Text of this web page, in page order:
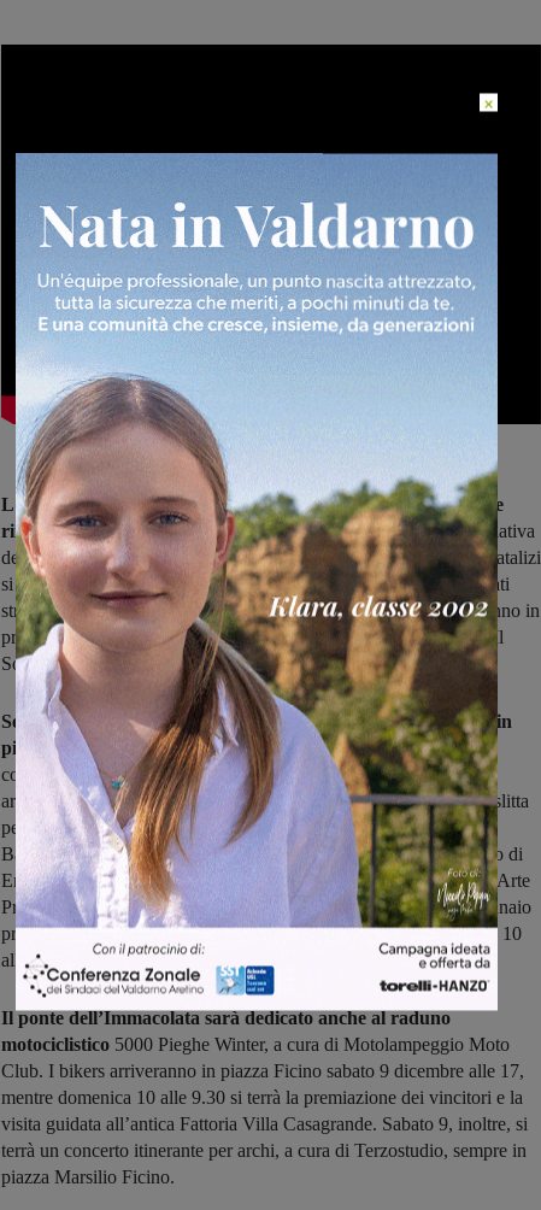
L'apertura venerdì 8 dicembre, con il mercatino di Natale che
rimarrà allestito per l’intera giornata in piazza Ficino, su iniziativa
della Pro loco e dell’associazione culturale Antares. Gli acquisti natalizi
si potranno effettuare per l’intera giornata anche in altri due mercati
straordinari a tema, che si terranno a Villa Casagrande, dove saranno in
programma degustazioni, musica e allestimenti dell’associazione Il
Sorriso di Enrico e Villa Casagrande; e in centro a Incisa.
Sempre l'8 dicembre, il Club del Mattoncino sarà impegnato in
piazza Ficino dalle 10 alle 13 e dalle 16 alle 19 con il gioco delle
costruzioni Lego. Alle 16, inoltre, dal Museo di Villa Casagrande
arriverà la carrozza di Babbo Natale: un'antica carrozza adibita a slitta
per distribuire caramelle e per permettere ai bambini di incontrare
Babbo Natale, un'altra iniziativa a cura dell’associazione Il Sorriso di
Enrico e di Villa Casagrande. In piazza ci sarà anche la Mostra d’Arte
Presepiale, curata dal Calcit Valdarno fiorentino, che fino al 7 gennaio
provvederà a tenerla aperta nei giorni festivi e prefestivi (dalle ore 10
alle 12,30 e dalle 16 alle 19,30).
Il ponte dell’Immacolata sarà dedicato anche al raduno
motociclistico 5000 Pieghe Winter, a cura di Motolampeggio Moto
Club. I bikers arriveranno in piazza Ficino sabato 9 dicembre alle 17,
mentre domenica 10 alle 9.30 si terrà la premiazione dei vincitori e la
visita guidata all’antica Fattoria Villa Casagrande. Sabato 9, inoltre, si
terrà un concerto itinerante per archi, a cura di Terzostudio, sempre in
piazza Marsilio Ficino.
×